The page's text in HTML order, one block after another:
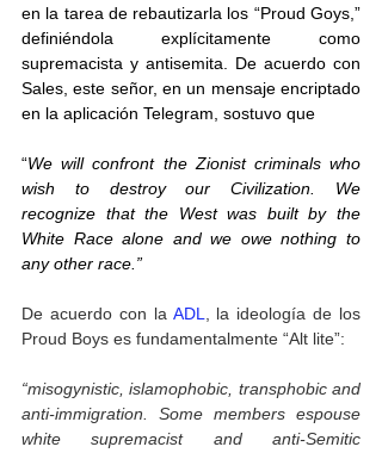
en la tarea de rebautizarla los “Proud Goys,”
definiéndola explícitamente como
supremacista y antisemita. De acuerdo con
Sales, este señor, en un mensaje encriptado
en la aplicación Telegram, sostuvo que
“We will confront the Zionist criminals who
wish to destroy our Civilization. We
recognize that the West was built by the
White Race alone and we owe nothing to
any other race.”
De acuerdo con la ADL, la ideología de los
Proud Boys es fundamentalmente “Alt lite”:
“misogynistic, islamophobic, transphobic and
anti-immigration. Some members espouse
white supremacist and anti-Semitic